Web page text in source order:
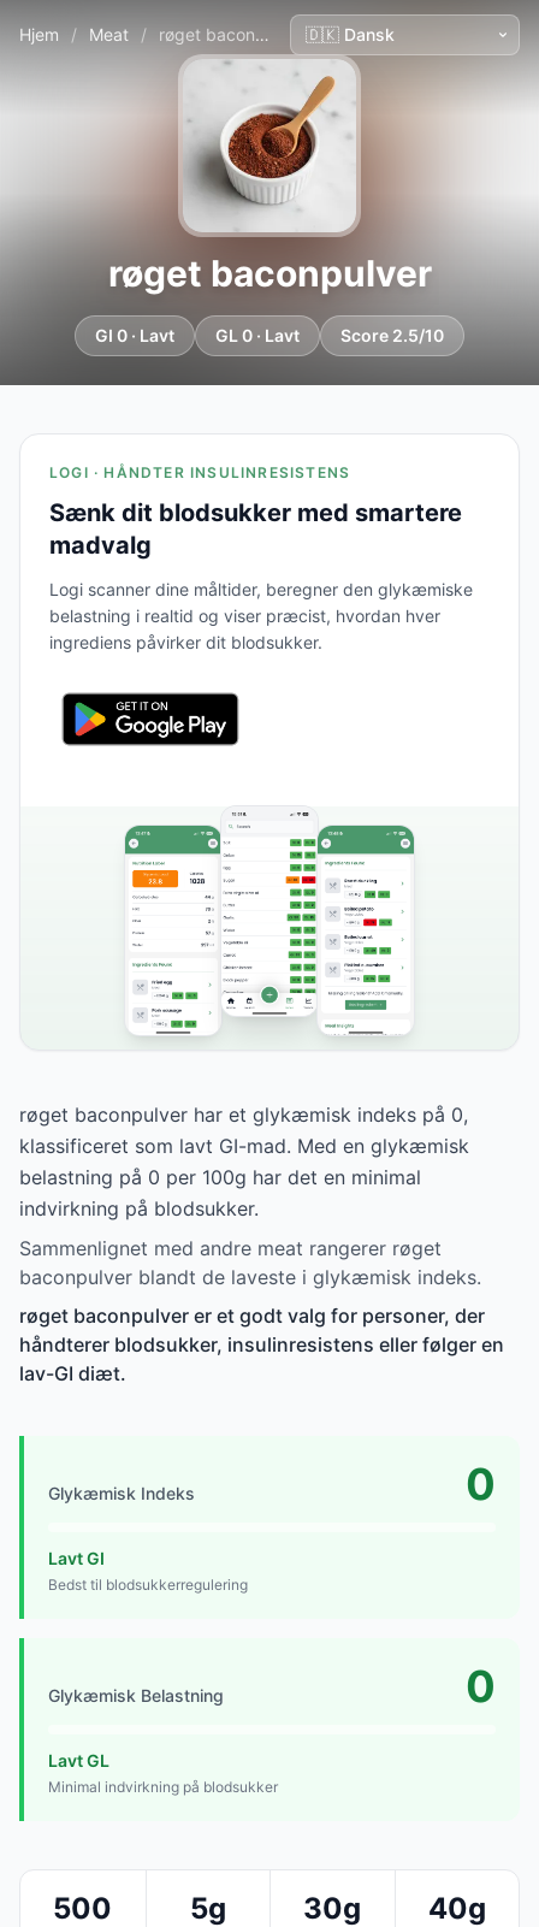
Hjem / Meat / røget baconpulver
røget baconpulver
GI 0 · Lavt GL 0 · Lavt Score 2.5/10
LOGI · HÅNDTER INSULINRESISTENS
Sænk dit blodsukker med smartere
madvalg
Logi scanner dine måltider, beregner den glykæmiske
belastning i realtid og viser præcist, hvordan hver
ingrediens påvirker dit blodsukker.
røget baconpulver har et glykæmisk indeks på 0,
klassificeret som lavt GI-mad. Med en glykæmisk
belastning på 0 per 100g har det en minimal
indvirkning på blodsukker.
Sammenlignet med andre meat rangerer røget
baconpulver blandt de laveste i glykæmisk indeks.
røget baconpulver er et godt valg for personer, der
håndterer blodsukker, insulinresistens eller følger en
lav-GI diæt.
Glykæmisk Indeks 0
Lavt GI
Bedst til blodsukkerregulering
Glykæmisk Belastning 0
Lavt GL
Minimal indvirkning på blodsukker
500 5g 30g 40g